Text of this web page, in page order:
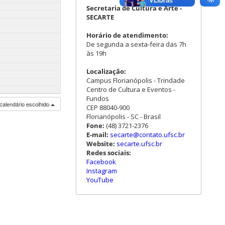
escolhido
Secretaria de Cultura e Arte -
SECARTE
Horário de atendimento:
De segunda a sexta-feira das 7h
às 19h
Localização:
Campus Florianópolis - Trindade
Centro de Cultura e Eventos -
Fundos
CEP 88040-900
Florianópolis - SC - Brasil
Fone: (48) 3721-2376
E-mail: secarte@contato.ufsc.br
Website: secarte.ufsc.br
Redes sociais:
Facebook
Instagram
YouTube